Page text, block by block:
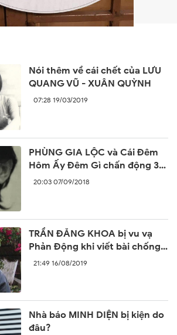
Nói thêm về cái chết của LƯU
QUANG VŨ - XUÂN QUỲNH
07:28 19/03/2019
PHÙNG GIA LỘC và Cái Đêm
Hôm Ấy Đêm Gì chấn động 30
năm trước
20:03 07/09/2018
TRẦN ĐĂNG KHOA bị vu vạ
Phản Động khi viết bài chống
lại sự ngang ngược của Trung
21:49 16/08/2019
Nhà báo MINH DIỆN bị kiện do
đâu?